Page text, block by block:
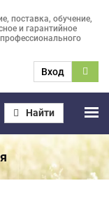
поставка, обучение,
и гарантийное
Вход
Найти